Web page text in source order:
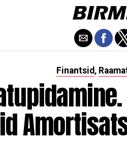
Finantsid,